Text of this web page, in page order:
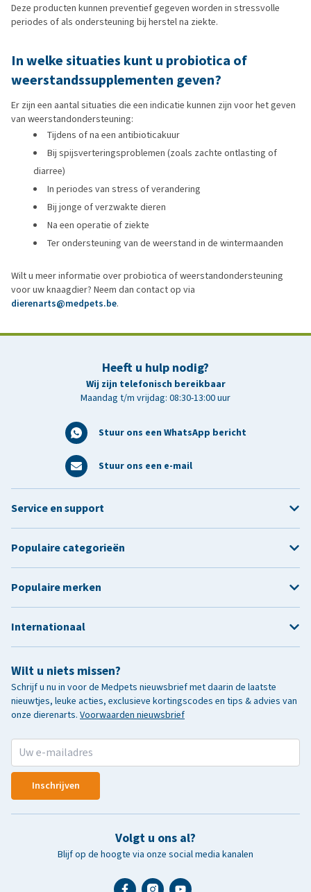
Deze producten kunnen preventief gegeven worden in stressvolle
periodes of als ondersteuning bij herstel na ziekte.
In welke situaties kunt u probiotica of
weerstandssupplementen geven?
Er zijn een aantal situaties die een indicatie kunnen zijn voor het geven
van weerstandondersteuning:
Tijdens of na een antibioticakuur
Bij spijsverteringsproblemen (zoals zachte ontlasting of
diarree)
In periodes van stress of verandering
Bij jonge of verzwakte dieren
Na een operatie of ziekte
Ter ondersteuning van de weerstand in de wintermaanden
Wilt u meer informatie over probiotica of weerstandondersteuning
voor uw knaagdier? Neem dan contact op via
dierenarts@medpets.be.
Heeft u hulp nodig?
Wij zijn telefonisch bereikbaar
Maandag t/m vrijdag: 08:30-13:00 uur
Stuur ons een WhatsApp bericht
Stuur ons een e-mail
Wilt u niets missen?
Schrijf u nu in voor de Medpets nieuwsbrief met daarin de laatste
nieuwtjes, leuke acties, exclusieve kortingscodes en tips & advies van
onze dierenarts. Voorwaarden nieuwsbrief
Inschrijven
Volgt u ons al?
Blijf op de hoogte via onze social media kanalen
Service en support
Populaire categorieën
Populaire merken
Internationaal